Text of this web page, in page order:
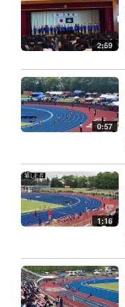
2:59
0:57
1:16